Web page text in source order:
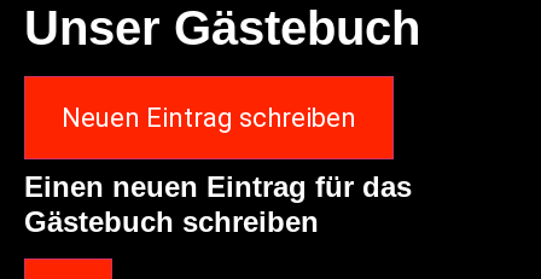
Unser Gästebuch
Einen neuen Eintrag für das
Gästebuch schreiben